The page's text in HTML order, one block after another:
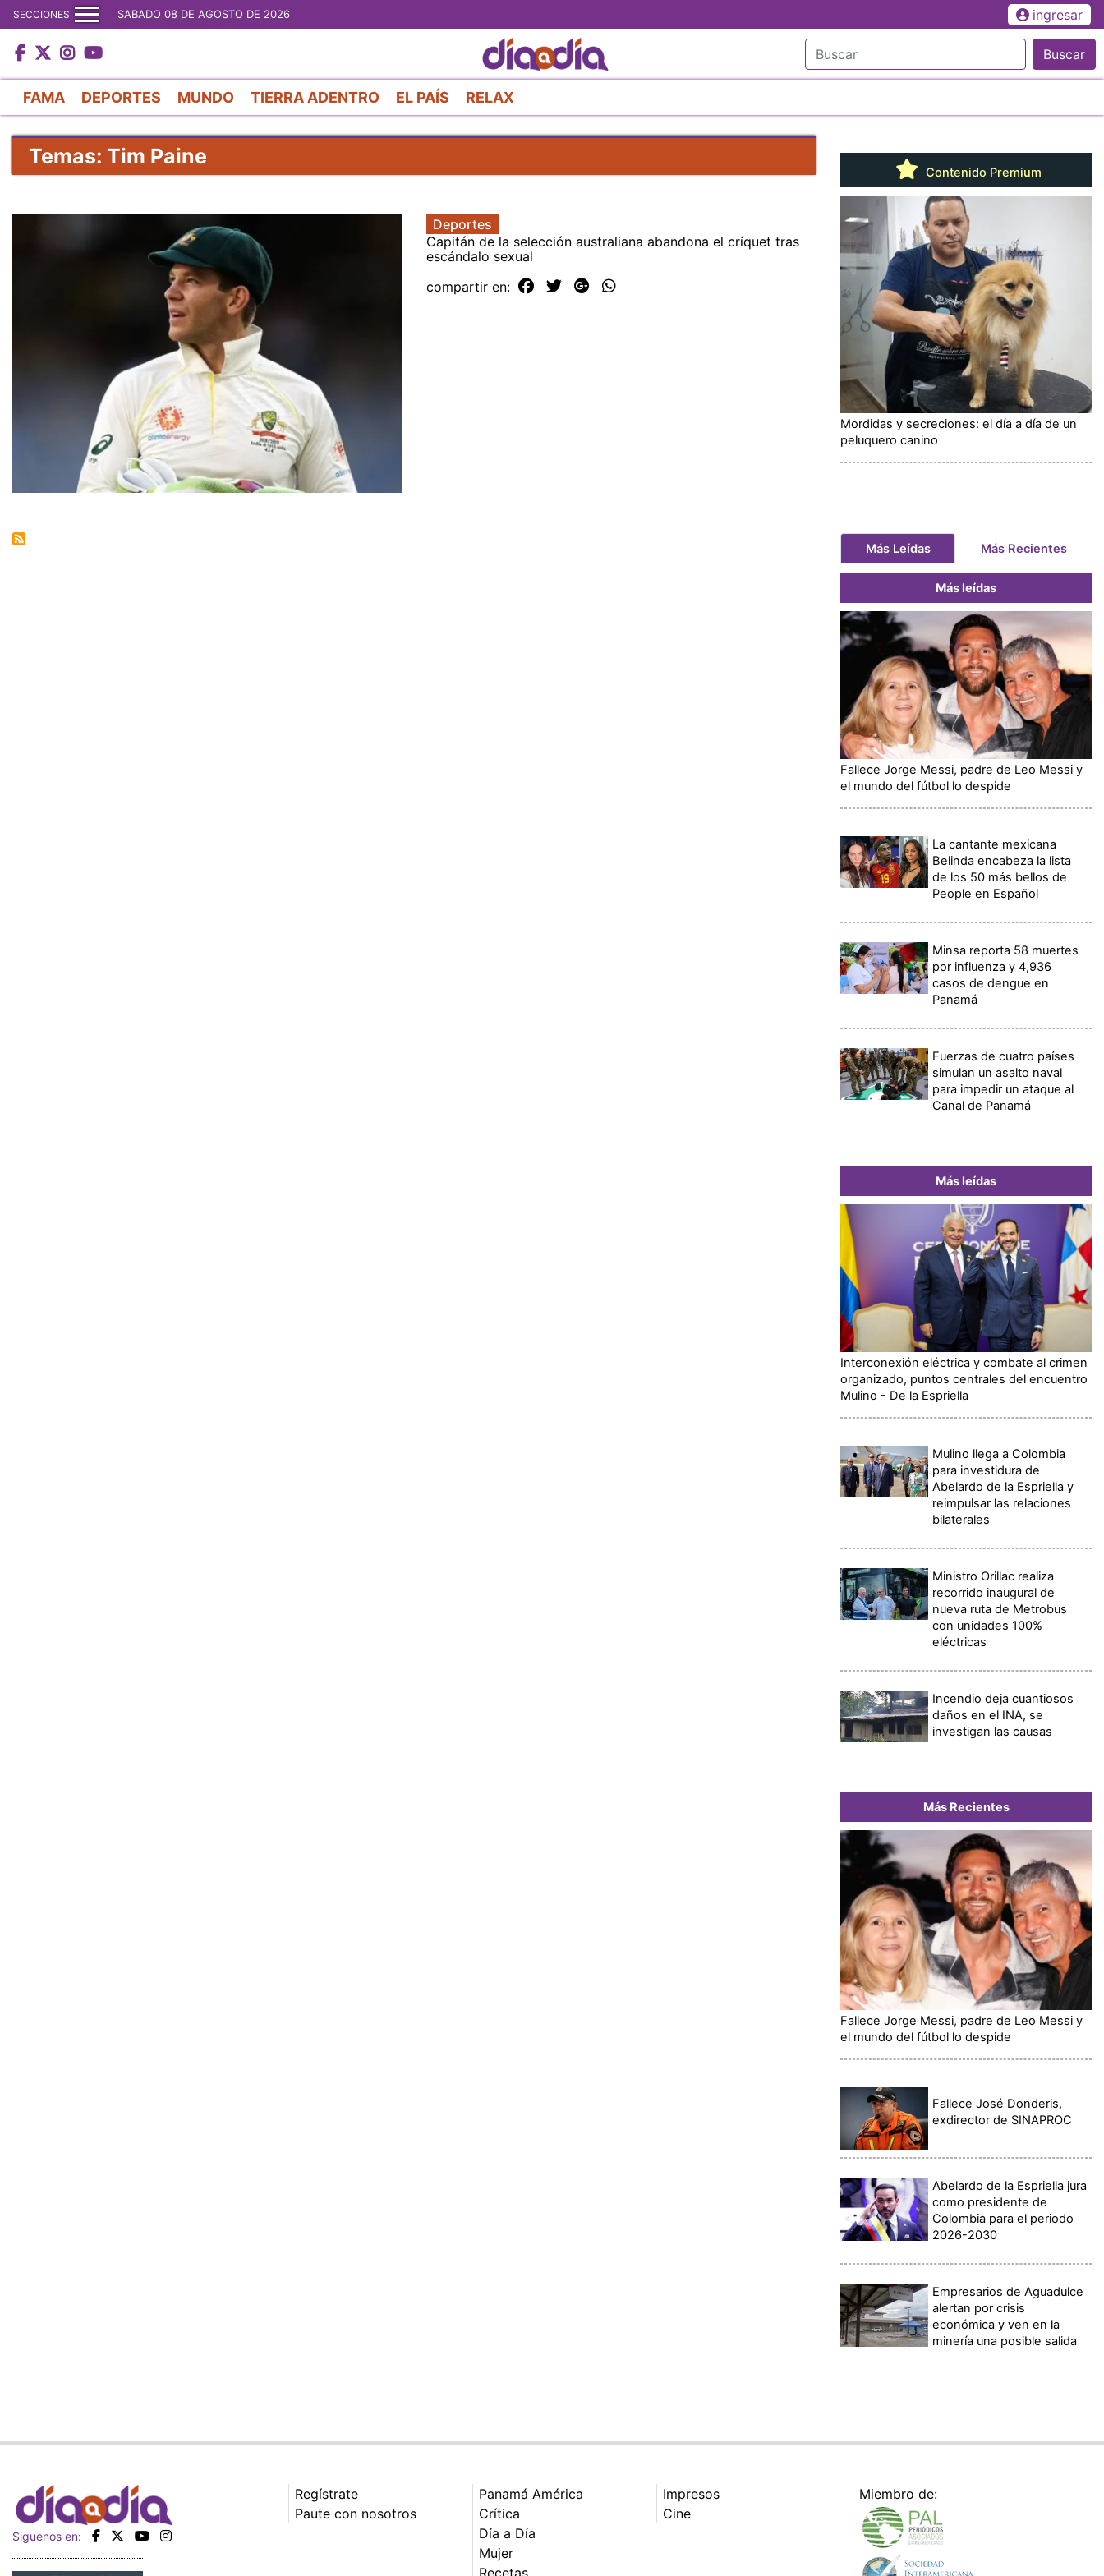
al
contenido
principal
SECCIONES SABADO 08 DE AGOSTO DE 2026 ingresar
Buscar
FAMA DEPORTES MUNDO TIERRA ADENTRO EL PAÍS RELAX
Temas: Tim Paine
Deportes
Capitán de la selección australiana abandona el críquet tras
escándalo sexual
compartir en:
Contenido Premium
Mordidas y secreciones: el día a día de un
peluquero canino
Más Leídas Más Recientes
Más leídas
Fallece Jorge Messi, padre de Leo Messi y
el mundo del fútbol lo despide
La cantante mexicana
Belinda encabeza la lista
de los 50 más bellos de
People en Español
Minsa reporta 58 muertes
por influenza y 4,936
casos de dengue en
Panamá
Fuerzas de cuatro países
simulan un asalto naval
para impedir un ataque al
Canal de Panamá
Más leídas
Interconexión eléctrica y combate al crimen
organizado, puntos centrales del encuentro
Mulino - De la Espriella
Mulino llega a Colombia
para investidura de
Abelardo de la Espriella y
reimpulsar las relaciones
bilaterales
Ministro Orillac realiza
recorrido inaugural de
nueva ruta de Metrobus
con unidades 100%
eléctricas
Incendio deja cuantiosos
daños en el INA, se
investigan las causas
Más Recientes
Fallece Jorge Messi, padre de Leo Messi y
el mundo del fútbol lo despide
Fallece José Donderis,
exdirector de SINAPROC
Abelardo de la Espriella jura
como presidente de
Colombia para el periodo
2026-2030
Empresarios de Aguadulce
alertan por crisis
económica y ven en la
minería una posible salida
Siguenos en:
Regístrate
Paute con nosotros
Panamá América
Crítica
Día a Día
Mujer
Recetas
Impresos
Cine
Miembro de: